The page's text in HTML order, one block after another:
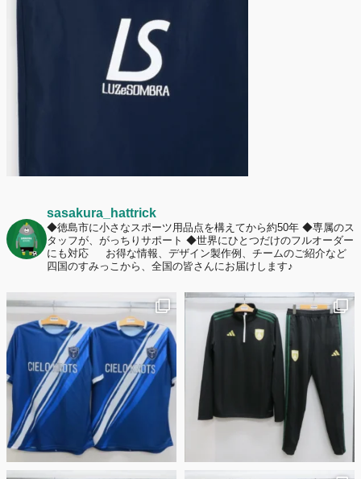
応援ユニフォーム、約53％が「会場に一体感があってよい」と回答。チ
ームへの愛情が伝わる応援スタイルとは？
sasakura_hattrick
◆徳島市に小さなスポーツ用品点を構えてから約50年 ◆専属のス
タッフが、がっちりサポート ◆世界にひとつだけのフルオーダー
にも対応
お得な情報、デザイン製作例、チームのご紹介など
四国のすみっこから、全国の皆さんにお届けします♪